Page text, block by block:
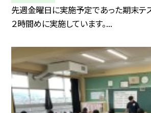
先週金曜日に実施予定であった期末テ
２時間めに実施しています。...